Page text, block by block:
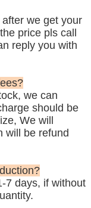
we get your
price pls call
reply you with
we can
should be
We will
will be refund
7 days, if without